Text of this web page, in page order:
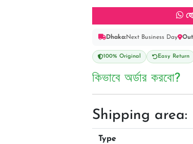
Dhaka:Next Business Day
100% Original Easy Return
কিভাবে অর্ডার করবো?
Shipping area:
Type